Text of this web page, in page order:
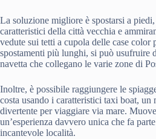
La soluzione migliore è spostarsi a
caratteristici della città vecchia e
vedute sui tetti a cupola delle case color
spostamenti più lunghi, si può usufruire
navetta che collegano le varie zone di
Inoltre, è possibile raggiungere le
costa usando i caratteristici taxi boat, un
divertente per viaggiare via mare.
un’esperienza davvero unica che fa
incantevole località.